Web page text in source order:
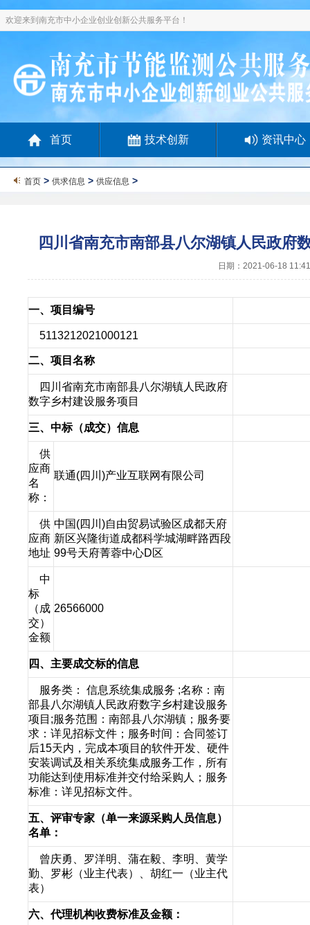
欢迎来到南充市中小企业创业创新公共服务平台！
首页 技术创新 资讯中心
首页 > 供求信息 > 供应信息 >
四川省南充市南部县八尔湖镇人民政府
日期：2021-06-18
一、项目编号
5113212021000121
二、项目名称
四川省南充市南部县八尔湖镇人民政府
数字乡村建设服务项目
三、中标（成交）信息
供
应商
名
称：
联通(四川)产业互联网有限公司
供
应商
地址
中国(四川)自由贸易试验区成都天府
新区兴隆街道成都科学城湖畔路西段
99号天府菁蓉中心D区
中
标
（成
交）
金额
26566000
四、主要成交标的信息
服务类： 信息系统集成服务 ;名称：南
部县八尔湖镇人民政府数字乡村建设服务
项目;服务范围：南部县八尔湖镇；服务要
求：详见招标文件；服务时间：合同签订
后15天内，完成本项目的软件开发、硬件
安装调试及相关系统集成服务工作，所有
功能达到使用标准并交付给采购人；服务
标准：详见招标文件。
五、评审专家（单一来源采购人员信息）
名单：
曾庆勇、罗洋明、蒲在毅、李明、黄学
勤、罗彬（业主代表）、胡红一（业主代
表）
六、代理机构收费标准及金额：